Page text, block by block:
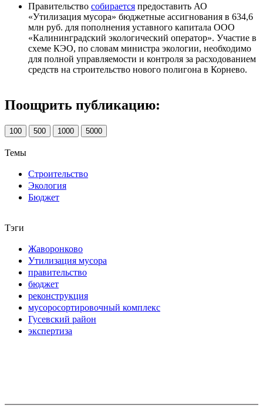
Правительство собирается предоставить АО
«Утилизация мусора» бюджетные ассигнования в 634,6
млн руб. для пополнения уставного капитала ООО
«Калининградский экологический оператор». Участие в
схеме КЭО, по словам министра экологии, необходимо
для полной управляемости и контроля за расходованием
средств на строительство нового полигона в Корнево.
Поощрить публикацию:
100 500 1000 5000
Темы
Строительство
Экология
Бюджет
Тэги
Жаворонково
Утилизация мусора
правительство
бюджет
реконструкция
мусоросортировочный комплекс
Гусевский район
экспертиза